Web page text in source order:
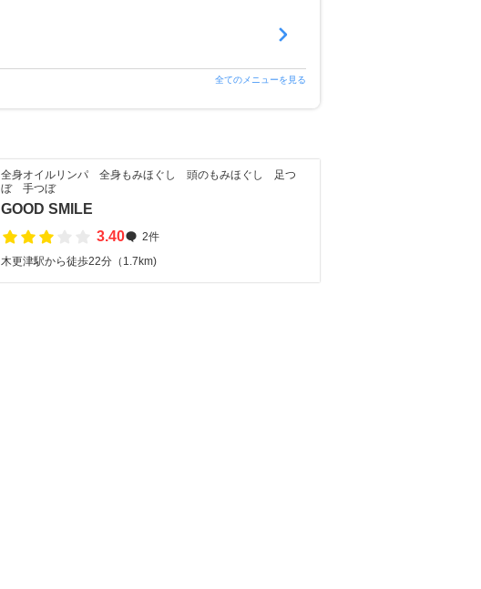
全てのメニューを見る
全身オイルリンパ 全身もみほぐし 頭のもみほぐし 足つ
ぼ 手つぼ
GOOD SMILE
3.40
2件
木更津駅から徒歩22分（1.7km)